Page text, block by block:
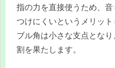
指の力を直接使うため、
つけにくいというメリッ
ブル角は小さな支点とな
割を果たします。